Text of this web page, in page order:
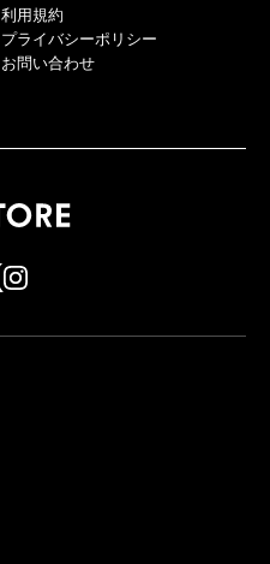
利用規約
プライバシーポリシー
お問い合わせ